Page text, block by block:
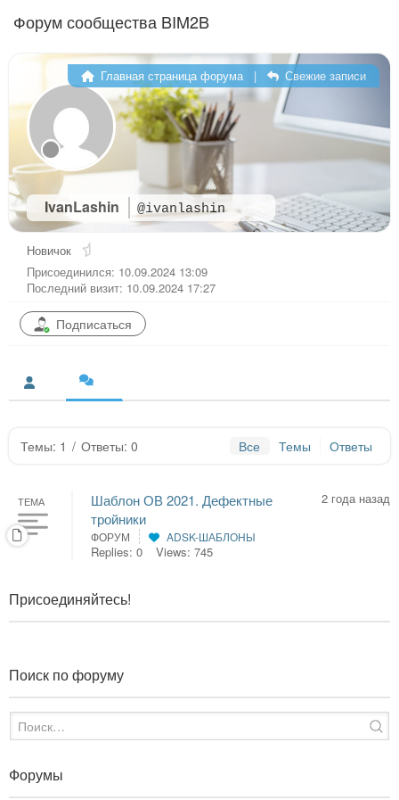
Форум сообщества BIM2B
IvanLashin @ivanlashin
Главная страница форума| Свежие записи
Новичок
Присоединился: 10.09.2024 13:09
Последний визит: 10.09.2024 17:27
Подписаться
Темы: 1 / Ответы: 0 Все Темы Ответы
ТЕМА
Шаблон ОВ 2021. Дефектные
тройники
2 года назад
ФОРУМ ADSK-ШАБЛОНЫ
Replies: 0 Views: 745
Присоединяйтесь!
Поиск по форуму
Форумы